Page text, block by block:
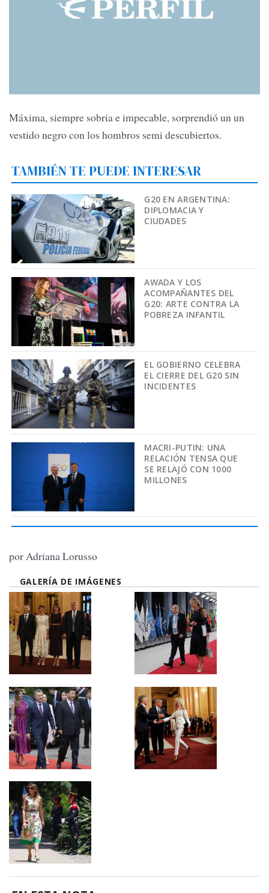
Máxima, siempre sobria e impecable, sorprendió un un
vestido negro con los hombros semi descubiertos.
TAMBIÉN TE PUEDE INTERESAR
G20 EN ARGENTINA:
DIPLOMACIA Y
CIUDADES
AWADA Y LOS
ACOMPAÑANTES DEL
G20: ARTE CONTRA LA
POBREZA INFANTIL
EL GOBIERNO CELEBRA
EL CIERRE DEL G20 SIN
INCIDENTES
MACRI-PUTIN: UNA
RELACIÓN TENSA QUE
SE RELAJÓ CON 1000
MILLONES
por Adriana Lorusso
GALERÍA DE IMÁGENES